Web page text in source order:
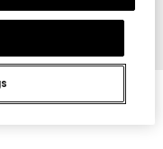
aus weißer